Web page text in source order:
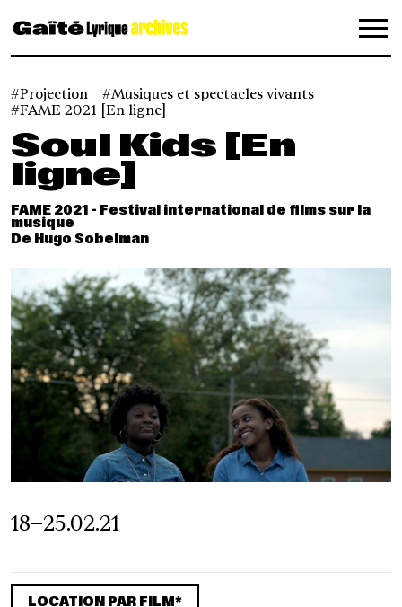
Projection
Musiques et spectacles vivants
FAME 2021 [En ligne]
Soul Kids [En
ligne]
FAME 2021 - Festival international de films sur la
musique
De Hugo Sobelman
18–25.02.21
LOCATION PAR FILM*